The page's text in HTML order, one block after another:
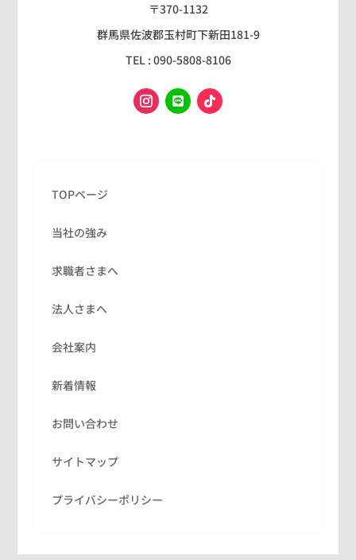
〒370-1132
群馬県佐波郡玉村町下新田181-9
TEL : 090-5808-8106
TOPページ
当社の強み
求職者さまへ
法人さまへ
会社案内
新着情報
お問い合わせ
サイトマップ
プライバシーポリシー